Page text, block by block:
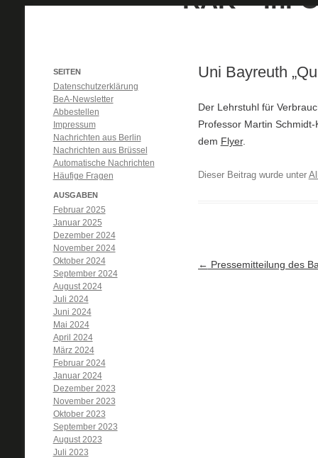
Uni Bayreuth
Der Lehrstuhl für
Professor Martin
dem Flyer.
Dieser Beitrag wurde unter
Artikel-Navigation
← Pressemitteilung des
SEITEN
Datenschutzerklärung
BeA-Newsletter
Abbestellen
Impressum
Nachrichten aus Berlin
Nachrichten aus Brüssel
Automatische Nachrichten
Häufige Fragen
AUSGABEN
Februar 2025
Januar 2025
Dezember 2024
November 2024
Oktober 2024
September 2024
August 2024
Juli 2024
Juni 2024
Mai 2024
April 2024
März 2024
Februar 2024
Januar 2024
Dezember 2023
November 2023
Oktober 2023
September 2023
August 2023
Juli 2023